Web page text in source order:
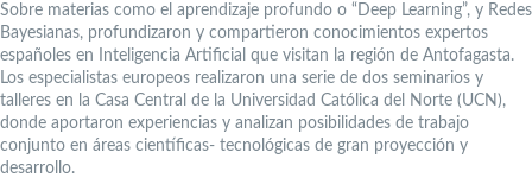
Sobre materias como el aprendizaje profundo o “Deep Learning”, y Redes
Bayesianas, profundizaron y compartieron conocimientos expertos
españoles en Inteligencia Artificial que visitan la región de Antofagasta.
Los especialistas europeos realizaron una serie de dos seminarios y
talleres en la Casa Central de la Universidad Católica del Norte (UCN),
donde aportaron experiencias y analizan posibilidades de trabajo
conjunto en áreas científicas- tecnológicas de gran proyección y
desarrollo.